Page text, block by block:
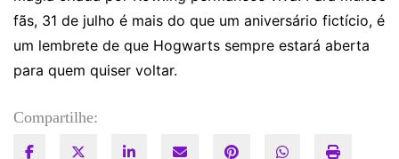
fãs, 31 de julho é mais do que um aniversário fictício, é
um lembrete de que Hogwarts sempre estará aberta
para quem quiser voltar.
Compartilhe: